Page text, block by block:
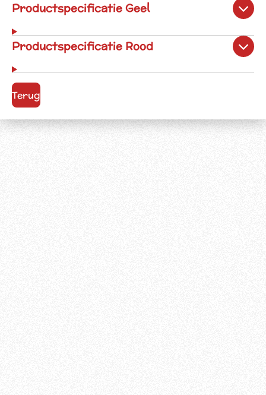
Productspecificatie Geel
Productspecificatie Rood
Terug